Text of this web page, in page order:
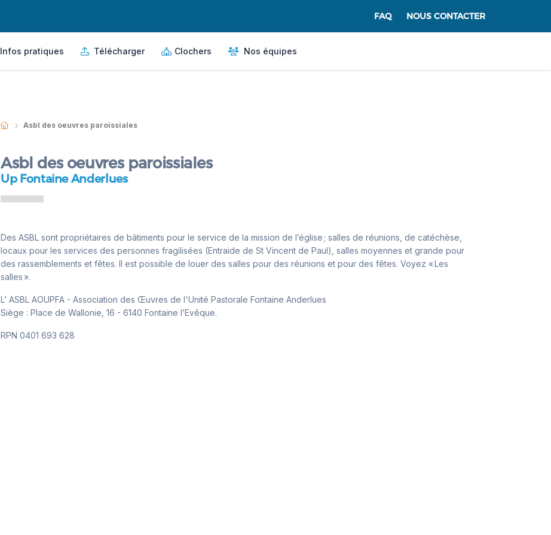
FAQ NOUS CONTACTER
Infos pratiques Télécharger Clochers Nos équipes
Asbl des oeuvres paroissiales
Asbl des oeuvres paroissiales
Up Fontaine Anderlues
Des ASBL sont propriétaires de bâtiments pour le service de la mission de l’église ; salles de réunions, de catéchèse,
locaux pour les services des personnes fragilisées (Entraide de St Vincent de Paul), salles moyennes et grande pour
des rassemblements et fêtes. Il est possible de louer des salles pour des réunions et pour des fêtes. Voyez « Les
salles ».
L’ ASBL AOUPFA - Association des Œuvres de l'Unité Pastorale Fontaine Anderlues
Siège : Place de Wallonie, 16 - 6140 Fontaine l’Evêque.
RPN 0401 693 628